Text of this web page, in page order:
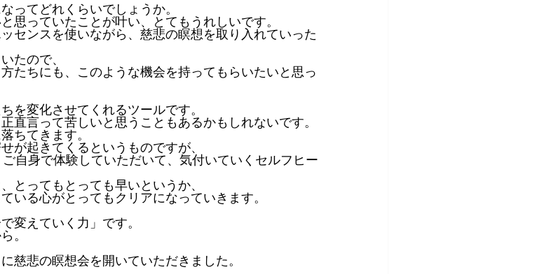
ってどれくらいでしょうか。
思っていたことが叶い、とてもうれしいです。
センスを使いながら、慈悲の瞑想を取り入れていった
たので、
たちにも、このような機会を持ってもらいたいと思っ
を変化させてくれるツールです。
直言って苦しいと思うこともあるかもしれないです。
ちてきます。
が起きてくるというものですが、
自身で体験していただいて、気付いていくセルフヒー
とってもとっても早いというか、
いる心がとってもクリアになっていきます。
変えていく力」です。
。
慈悲の瞑想会を開いていただきました。